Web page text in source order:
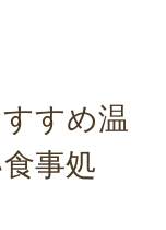
すめ温
事処